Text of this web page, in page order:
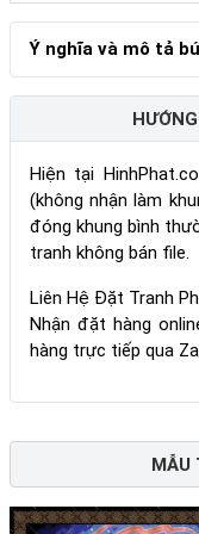
Ý nghĩa và mô tả
Hiện tại
(không nhận làm
đóng khung bình
tranh không bán file.
Liên Hệ Đặt Tranh
Nhận đặt hàng
hàng trực tiếp qua
MẪU